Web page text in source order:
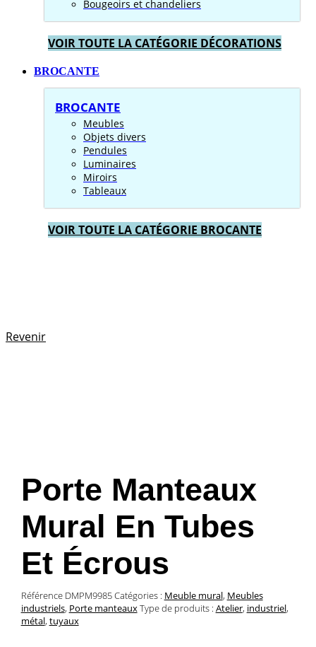
Bougeoirs et chandeliers
VOIR TOUTE LA CATÉGORIE DÉCORATIONS
BROCANTE
BROCANTE
Meubles
Objets divers
Pendules
Luminaires
Miroirs
Tableaux
VOIR TOUTE LA CATÉGORIE BROCANTE
Revenir
Porte Manteaux
Mural En Tubes
Et Écrous
Référence DMPM9985Catégories : Meuble mural, Meubles
industriels, Porte manteauxType de produits : Atelier, industriel,
métal, tuyaux